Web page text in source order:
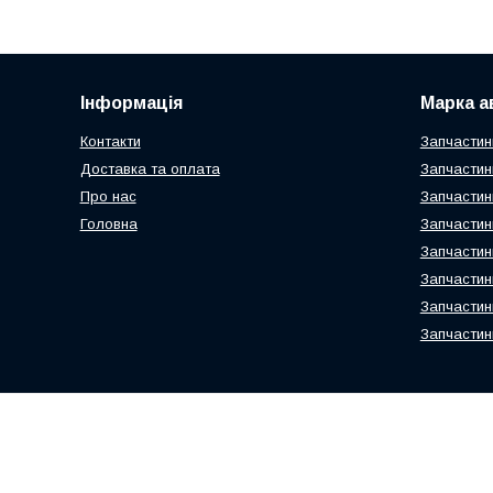
Інформація
Контакти
Доставка та оплата
Про нас
Головна
Марка